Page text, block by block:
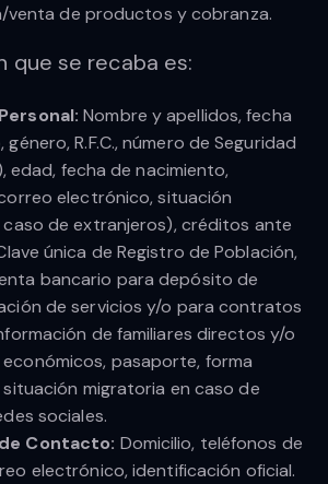
venta de productos y cobranza.
que se recaba es:
Nombre y apellidos, fecha
R.F.C., número de Seguridad
edad, fecha de nacimiento,
electrónico, situación
de extranjeros), créditos ante
única de Registro de Población,
bancario para depósito de
de servicios y/o para contratos
de familiares directos y/o
pasaporte, forma
migratoria en caso de
sociales.
Contacto: Domicilio, teléfonos de
electrónico, identificación oficial.